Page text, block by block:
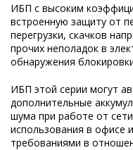
ИБП с высоким
встроенную защиту от
перегрузки, скачков
прочих неполадок в
обнаружения
ИБП этой серии могут
дополнительные
шума при работе от
использования в офисе
требованиями в